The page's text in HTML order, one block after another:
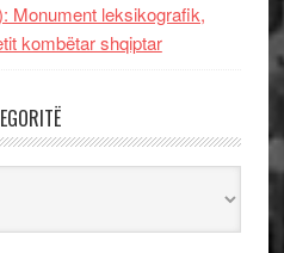
Monument leksikografik,
kombëtar shqiptar